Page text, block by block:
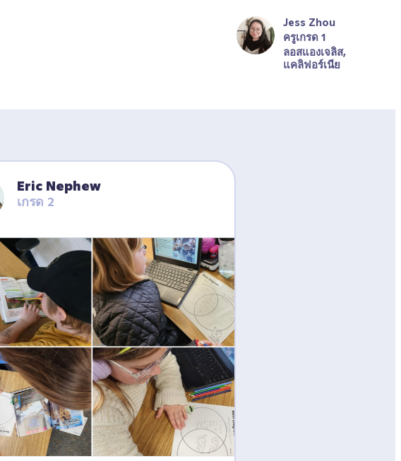
Jess Zhou
ครูเกรด 1
ลอสแองเจลิส,
แคลิฟอร์เนีย
Eric Nephew
เกรด 2